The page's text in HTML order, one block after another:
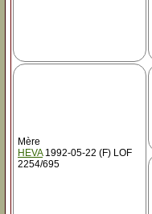
Mère
HEVA1992-05-22 (F) LOF
2254/695